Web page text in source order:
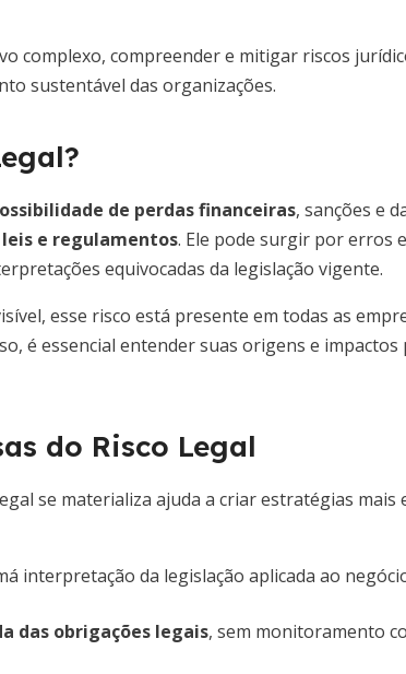
complexo, compreender e mitigar riscos
sustentável das organizações.
de perdas financeiras, sanções e
e regulamentos. Ele pode surgir por erros
equivocadas da legislação vigente.
esse risco está presente em todas as
é essencial entender suas origens e
do Risco Legal
se materializa ajuda a criar estratégias mais
interpretação da legislação aplicada ao
das obrigações legais, sem monitoramento